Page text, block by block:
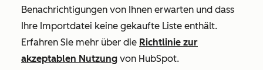
Benachrichtigungen von Ihnen erwarten und dass
Ihre Importdatei keine gekaufte Liste enthält.
Erfahren Sie mehr über die Richtlinie zur
akzeptablen Nutzung von HubSpot.